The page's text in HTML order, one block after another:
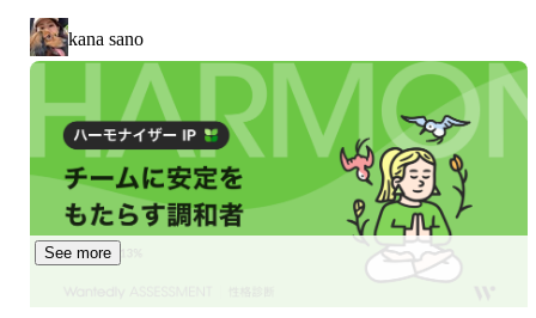
います。その一環としてワークフローから専門的な技術を
要するアウトプットを再現するため「cooboo AI
PORTAL」を開発。生成AIを駆使した省力化や効果最大化
を推進し、全社で生成AIに関するナレッジやノウハウの蓄
積と共に業務活用しています
コーボーは自己研鑽と切磋琢磨を通じて、関係者への感動
創造（価値創出）を挑戦する会社です
kana sano
See more